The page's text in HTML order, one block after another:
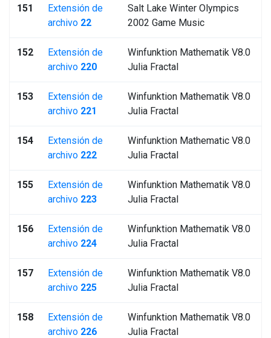
151
Extensión de
archivo 22
Salt Lake Winter Olympics
2002 Game Music
152
Extensión de
archivo 220
Winfunktion Mathematik V8.0
Julia Fractal
153
Extensión de
archivo 221
Winfunktion Mathematik V8.0
Julia Fractal
154
Extensión de
archivo 222
Winfunktion Mathematic V8.0
Julia Fractal
155
Extensión de
archivo 223
Winfunktion Mathematik V8.0
Julia Fractal
156
Extensión de
archivo 224
Winfunktion Mathematik V8.0
Julia Fractal
157
Extensión de
archivo 225
Winfunktion Mathematik V8.0
Julia Fractal
158
Extensión de
archivo 226
Winfunktion Mathematik V8.0
Julia Fractal